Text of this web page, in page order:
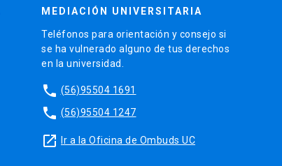
MEDIACIÓN UNIVERSITARIA
Teléfonos para orientación y consejo si
se ha vulnerado alguno de tus derechos
en la universidad.
phone (56)95504 1691
phone (56)95504 1247
launch Ir a la Oficina de Ombuds UC